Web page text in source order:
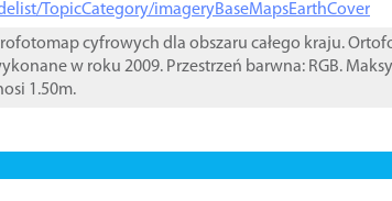
TopicCategory/imageryBaseMapsEarthCover
cyfrowych dla obszaru całego kraju.
w roku 2009. Przestrzeń barwna: RGB.
1.50m.